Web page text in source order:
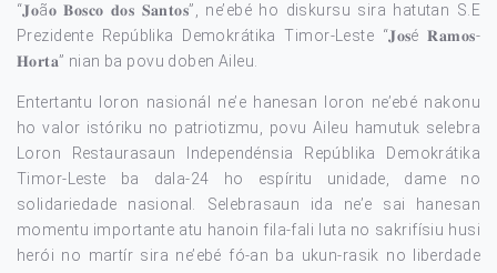
“𝐉𝐨ã𝐨 𝐁𝐨𝐬𝐜𝐨 𝐝𝐨𝐬 𝐒𝐚𝐧𝐭𝐨𝐬”, ne’ebé ho diskursu sira hatutan S.E
Prezidente Repúblika Demokrátika Timor-Leste “𝐉𝐨𝐬é 𝐑𝐚𝐦𝐨𝐬-
𝐇𝐨𝐫𝐭𝐚” nian ba povu doben Aileu.
Entertantu loron nasionál ne’e hanesan loron ne’ebé nakonu
ho valor istóriku no patriotizmu, povu Aileu hamutuk selebra
Loron Restaurasaun Independénsia Repúblika Demokrátika
Timor-Leste ba dala-24 ho espíritu unidade, dame no
solidariedade nasional. Selebrasaun ida ne’e sai hanesan
momentu importante atu hanoin fila-fali luta no sakrifísiu husi
herói no martír sira ne’ebé fó-an ba ukun-rasik no liberdade